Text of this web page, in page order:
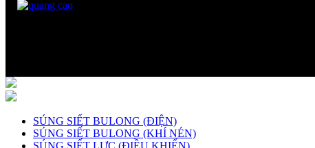
SÚNG SIẾT BULONG (ĐIỆN)
SÚNG SIẾT BULONG (KHÍ NÉN)
SÚNG SIẾT LỰC (ĐIỀU KHIỂN)